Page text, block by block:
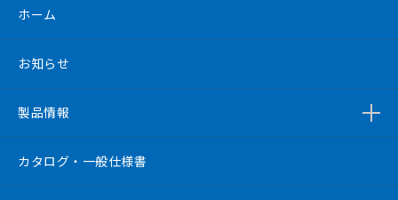
ホーム
お知らせ
製品情報
カタログ・一般仕様書